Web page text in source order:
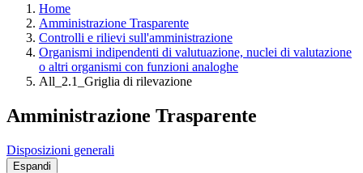
Home
Amministrazione Trasparente
Controlli e rilievi sull'amministrazione
Organismi indipendenti di valutuazione, nuclei di valutazione
o altri organismi con funzioni analoghe
All_2.1_Griglia di rilevazione
Amministrazione Trasparente
Disposizioni generali
Espandi